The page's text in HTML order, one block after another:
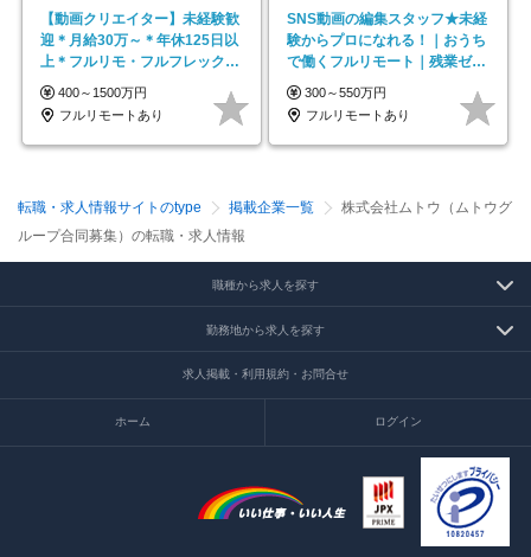
【動画クリエイター】未経験歓
迎＊月給30万～＊年休125日以
上＊フルリモ・フルフレックス
◆10名の採用が決定◆
400～1500万円
フルリモートあり
SNS動画の編集スタッフ★未経
験からプロになれる！｜おうち
で働くフルリモート｜残業ゼロ
で18時退勤◎
300～550万円
フルリモートあり
転職・求人情報サイトのtype 掲載企業一覧
株式会社ムトウ（ムトウグ
ループ合同募集）の転職・求人情報
職種から求人を探す
勤務地から求人を探す
求人掲載・利用規約・お問合せ
ホーム ログイン